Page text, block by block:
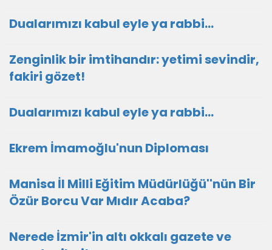
Dualarımızı kabul eyle ya rabbi...
Zenginlik bir imtihandır: yetimi sevindir,
fakiri gözet!
Dualarımızı kabul eyle ya rabbi...
Ekrem İmamoğlu'nun Diploması
Manisa İl Milli Eğitim Müdürlüğü''nün Bir
Özür Borcu Var Mıdır Acaba?
Nerede İzmir'in altı okkalı gazete ve